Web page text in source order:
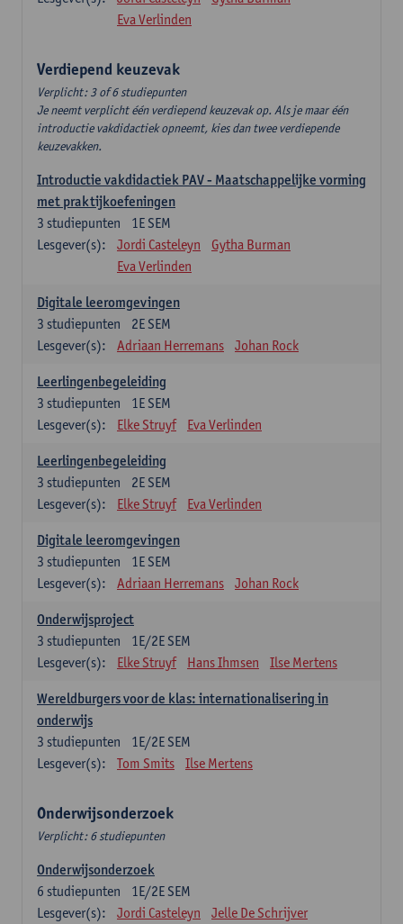
Eva Verlinden
Verdiepend keuzevak
Verplicht: 3 of 6 studiepunten
Je neemt verplicht één verdiepend keuzevak op. Als je maar één
introductie vakdidactiek opneemt, kies dan twee verdiepende
keuzevakken.
Introductie vakdidactiek PAV - Maatschappelijke vorming
met praktijkoefeningen
1E SEM
3 studiepunten
Lesgever(s):
Jordi Casteleyn
Gytha Burman
Eva Verlinden
Digitale leeromgevingen
2E SEM
3 studiepunten
Lesgever(s):
Adriaan Herremans Johan Rock
Leerlingenbegeleiding
1E SEM
3 studiepunten
Lesgever(s):
Elke Struyf Eva Verlinden
Leerlingenbegeleiding
2E SEM
3 studiepunten
Lesgever(s):
Elke Struyf Eva Verlinden
Digitale leeromgevingen
1E SEM
3 studiepunten
Lesgever(s):
Adriaan Herremans Johan Rock
Onderwijsproject
1E/2E SEM
3 studiepunten
Lesgever(s):
Elke Struyf Hans Ihmsen Ilse Mertens
Wereldburgers voor de klas: internationalisering in
onderwijs
1E/2E SEM
3 studiepunten
Lesgever(s):
Tom Smits Ilse Mertens
Onderwijsonderzoek
Verplicht: 6 studiepunten
Onderwijsonderzoek
1E/2E SEM
6 studiepunten
Lesgever(s):
Jordi Casteleyn Jelle De Schrijver